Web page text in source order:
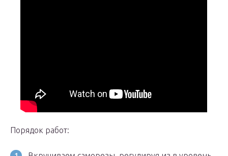
Порядок работ: